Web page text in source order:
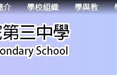
介 學校組織 學與教